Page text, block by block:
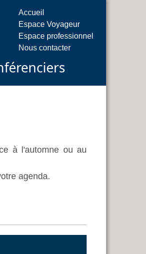
Accueil
Espace Voyageur
Espace professionnel
Nous contacter
à l'automne ou au
agenda.